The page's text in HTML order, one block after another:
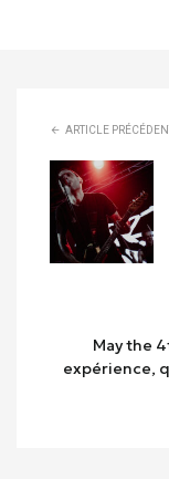
ARTICLE
May the
expérience,